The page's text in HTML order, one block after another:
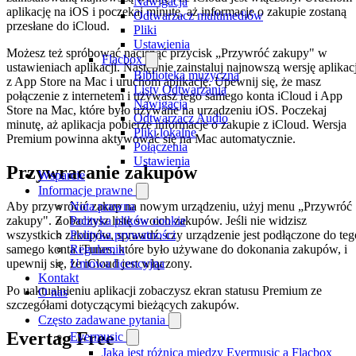
Odtwarzacz multimediów
Pliki
Ustawienia
Flacbox
Biblioteka muzyczna
Listy Odtwarzania
Nawigacja
Odtwarzacz Audio
Pliki lokalne
Połączenia
Ustawienia
Wsparcie
Informacje prawne
Nota prawna
Polityka plików cookie
Polityka prywatności
Regulamin
Umowa licencyjna
Kontakt
O nas
Często zadawane pytania
Evermusic
Jaka jest różnica między Evermusic a Flacbox
aplikację na iOS i poczekaj minutę, aż informacje o zakupie zostaną
przesłane do iCloud.
Możesz też spróbować nacisnąć przycisk „Przywróć zakupy" w
ustawieniach aplikacji. Następnie zainstaluj najnowszą wersję
z App Store na Mac i uruchom aplikację. Upewnij się, że masz
połączenie z internetem i używasz tego samego konta iCloud i App
Store na Mac, które było używane na urządzeniu iOS. Poczekaj
minutę, aż aplikacja pobierze informacje o zakupie z iCloud. Wersja
Premium powinna aktywować się na Mac automatycznie.
Przywracanie zakupów
Aby przywrócić zakup na nowym urządzeniu, użyj menu „Przywróć
zakupy". Zobaczysz listę swoich zakupów. Jeśli nie widzisz
wszystkich zakupów, sprawdź, czy urządzenie jest podłączone do
samego konta iTunes, które było używane do dokonania zakupów, i
upewnij się, że iCloud jest włączony.
Po uaktualnieniu aplikacji zobaczysz ekran statusu Premium ze
szczegółami dotyczącymi bieżących zakupów.
Evertag Free